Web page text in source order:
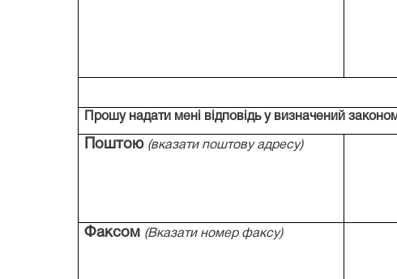
Прошу надати мені відповідь у визначений
Поштою (вказати поштову адресу)
Факсом (Вказати номер факсу)